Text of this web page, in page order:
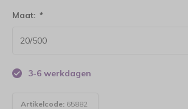
Maat: *
3-6 werkdagen
Artikelcode: 65882